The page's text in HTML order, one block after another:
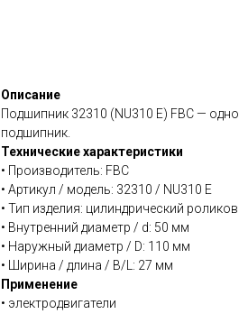
Описание
Подшипник 32310 (NU310 E) FBC —
подшипник.
Технические характеристики
• Производитель: FBC
• Артикул / модель: 32310 / NU310 E
• Тип изделия: цилиндрический
• Внутренний диаметр / d: 50 мм
• Наружный диаметр / D: 110 мм
• Ширина / длина / B/L: 27 мм
Применение
• электродвигатели